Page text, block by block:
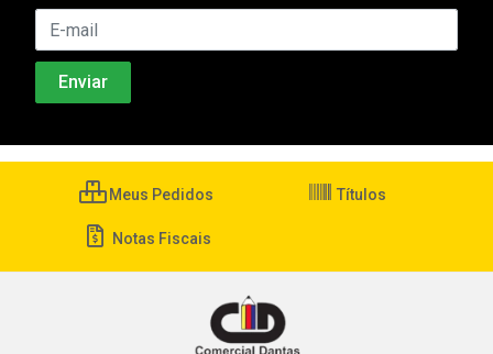
Meus Pedidos Títulos
Notas Fiscais